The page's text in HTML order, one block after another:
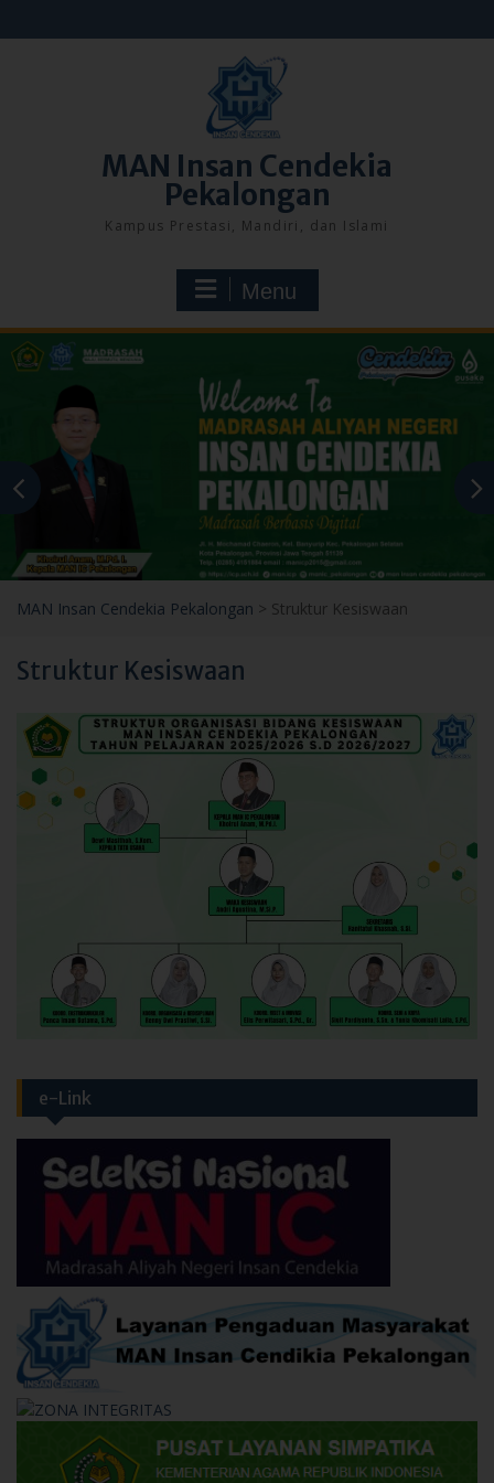
to
MAN Insan Cendekia
Pekalongan
Kampus Prestasi, Mandiri, dan Islami
Menu
MAN Insan Cendekia Pekalongan > Struktur Kesiswaan
Struktur Kesiswaan
e-Link